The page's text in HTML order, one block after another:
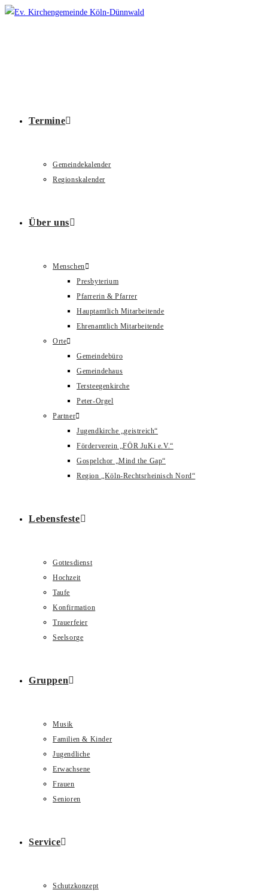
Zum
Termine
Gemeindekalender
Regionskalender
Über uns
Menschen
Presbyterium
Pfarrerin & Pfarrer
Hauptamtlich Mitarbeitende
Ehrenamtlich Mitarbeitende
Orte
Gemeindebüro
Gemeindehaus
Tersteegenkirche
Peter-Orgel
Partner
Jugendkirche „geistreich“
Förderverein „FÖR JuKi e.V.“
Gospelchor „Mind the Gap“
Region „Köln-Rechtsrheinisch Nord“
Lebensfeste
Gottesdienst
Hochzeit
Taufe
Konfirmation
Trauerfeier
Seelsorge
Gruppen
Musik
Familien & Kinder
Jugendliche
Erwachsene
Frauen
Senioren
Service
Schutzkonzept